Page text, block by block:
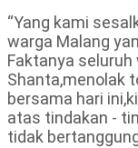
“Yang kami
warga Malang
Faktanya seluruh
Shanta,menolak
bersama hari
atas tindakan -
tidak